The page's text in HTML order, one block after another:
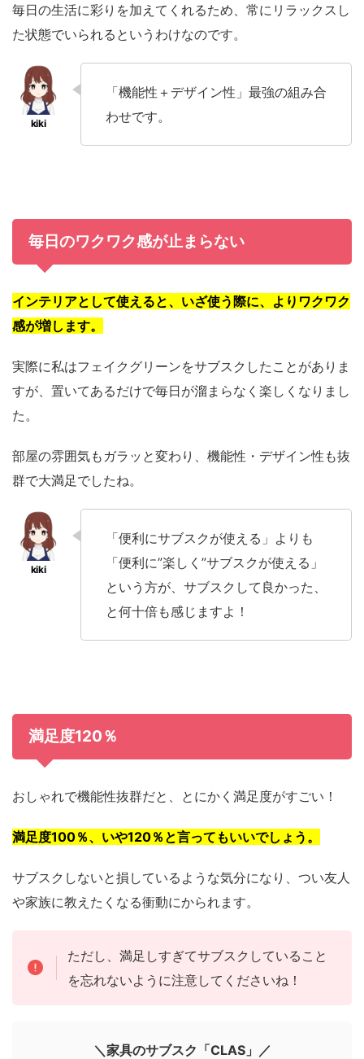
毎日の生活に彩りを加えてくれるため、常にリラックスし
た状態でいられるというわけなのです。
「機能性＋デザイン性」最強の組み合
わせです。
毎日のワクワク感が止まらない
インテリアとして使えると、いざ使う際に、よりワクワク
感が増します。
実際に私はフェイクグリーンをサブスクしたことがありま
すが、置いてあるだけで毎日が溜まらなく楽しくなりまし
た。
部屋の雰囲気もガラッと変わり、機能性・デザイン性も抜
群で大満足でしたね。
「便利にサブスクが使える」よりも
「便利に”楽しく”サブスクが使える」
という方が、サブスクして良かった、
と何十倍も感じますよ！
満足度120％
おしゃれで機能性抜群だと、とにかく満足度がすごい！
満足度100％、いや120％と言ってもいいでしょう。
サブスクしないと損しているような気分になり、つい友人
や家族に教えたくなる衝動にかられます。
ただし、満足しすぎてサブスクしていること
を忘れないように注意してくださいね！
＼家具のサブスク「CLAS」／